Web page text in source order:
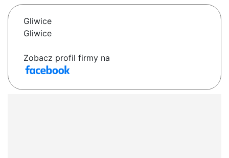
Gliwice
Gliwice
Zobacz profil firmy na